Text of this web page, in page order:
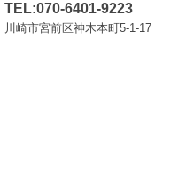
TEL:070-6401-9223
川崎市宮前区神木本町5-1-17